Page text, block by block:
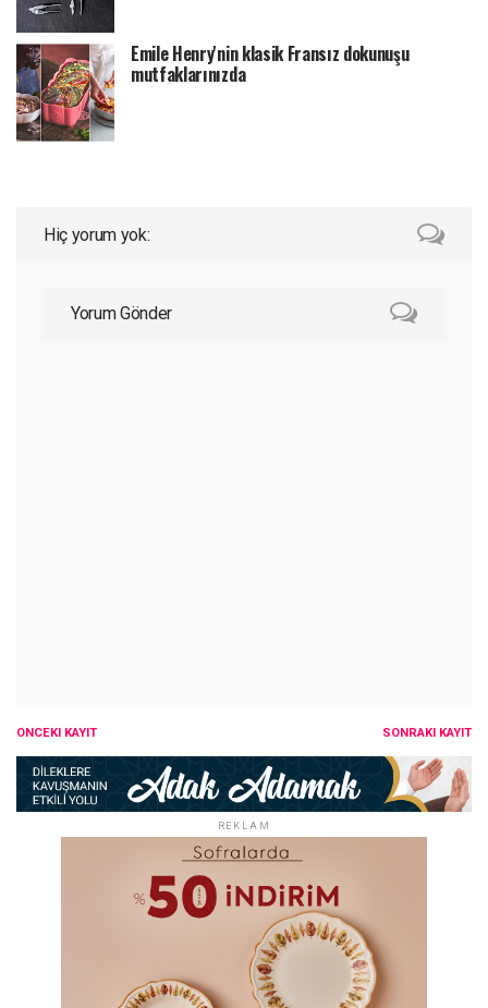
Emile Henry'nin klasik Fransız dokunuşu
mutfaklarınızda
Hiç yorum yok:
Yorum Gönder
SONRAKI KAYIT
ÖNCEKI KAYIT
REKLAM